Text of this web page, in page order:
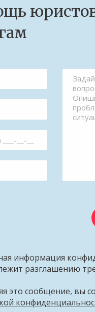
информация
разглашению
это сообщение, вы